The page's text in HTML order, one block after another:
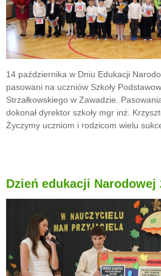
14 października w Dniu Edukacji
pasowani na uczniów Szkoły
Strzałkowskiego w Zawadzie.
dokonał dyrektor szkoły mgr inż.
Życzymy uczniom i rodzicom wielu
Dzień edukacji Narodowej